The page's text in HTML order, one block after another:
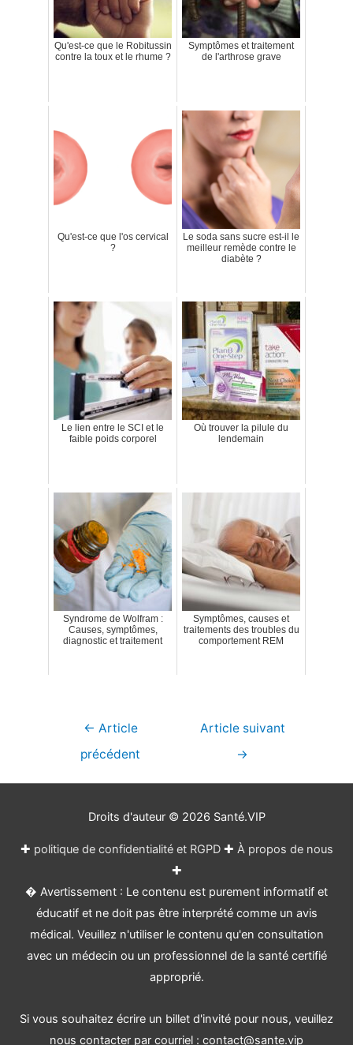
Qu'est-ce que le Robitussin
contre la toux et le rhume ?
Symptômes et traitement
de l'arthrose grave
Qu'est-ce que l'os cervical
?
Le soda sans sucre est-il le
meilleur remède contre le
diabète ?
Le lien entre le SCI et le
faible poids corporel
Où trouver la pilule du
lendemain
Syndrome de Wolfram :
Causes, symptômes,
diagnostic et traitement
Symptômes, causes et
traitements des troubles du
comportement REM
Navigation
← Article
précédent
Article suivant
→
Droits d'auteur © 2026 Santé.VIP
✚ politique de confidentialité et RGPD✚ À propos de nous
✚
� Avertissement : Le contenu est purement informatif et
éducatif et ne doit pas être interprété comme un avis
médical. Veuillez n'utiliser le contenu qu'en consultation
avec un médecin ou un professionnel de la santé certifié
approprié.
Si vous souhaitez écrire un billet d'invité pour nous, veuillez
nous contacter par courriel : contact@sante.vip